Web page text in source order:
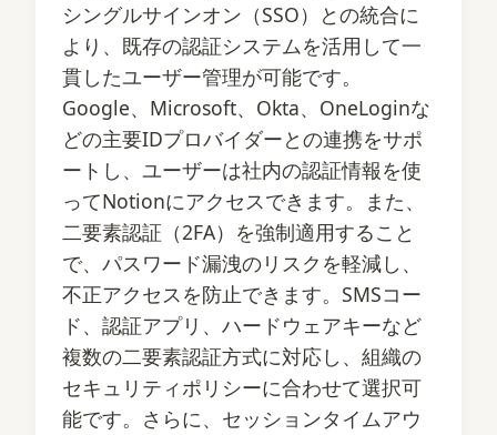
シングルサインオン（SSO）との統合に
より、既存の認証システムを活用して一
貫したユーザー管理が可能です。
Google、Microsoft、Okta、OneLoginな
どの主要IDプロバイダーとの連携をサポ
ートし、ユーザーは社内の認証情報を使
ってNotionにアクセスできます。また、
二要素認証（2FA）を強制適用すること
で、パスワード漏洩のリスクを軽減し、
不正アクセスを防止できます。SMSコー
ド、認証アプリ、ハードウェアキーなど
複数の二要素認証方式に対応し、組織の
セキュリティポリシーに合わせて選択可
能です。さらに、セッションタイムアウ